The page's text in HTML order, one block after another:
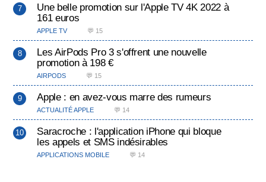
Une belle promotion sur l'Apple TV 4K 2022 à
161 euros
APPLE TV 💬 15
Les AirPods Pro 3 s'offrent une nouvelle
promotion à 198 €
AIRPODS 💬 15
Apple : en avez-vous marre des rumeurs
ACTUALITÉ APPLE 💬 14
Saracroche : l'application iPhone qui bloque
les appels et SMS indésirables
APPLICATIONS MOBILE 💬 14